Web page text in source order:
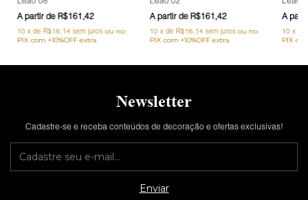
R$161,42
10 xde R$16,14 sem juros
R$161,42
10 xde R$16,14 sem juros 10 x
Newsletter
Cadastre-se e receba conteúdos de decoração e ofertas exclusivas!